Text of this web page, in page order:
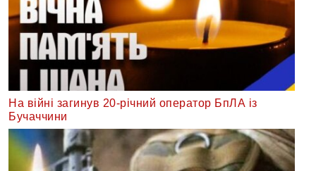
На війні загинув 20-річний оператор БпЛА із
Бучаччини